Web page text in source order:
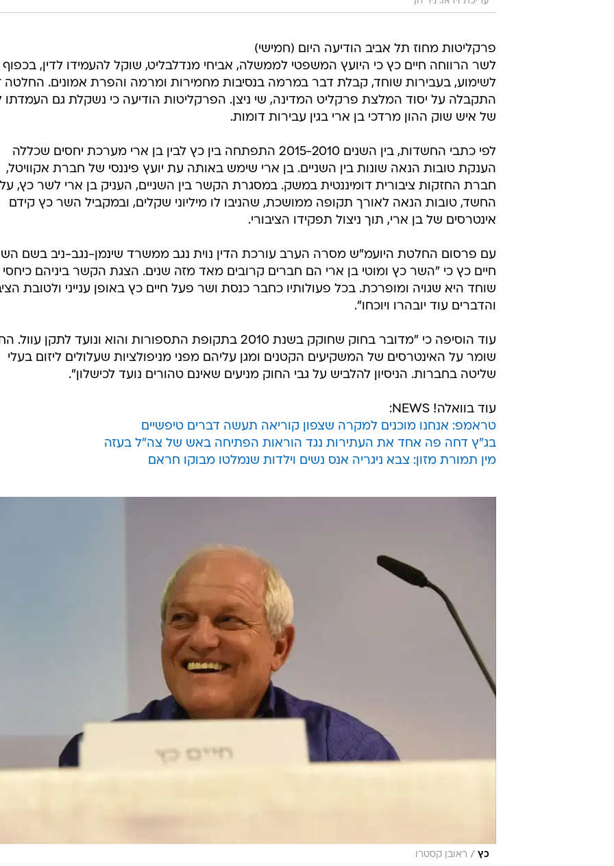
פרקליטות מחוז תל אביב הודיעה היום (חמישי)
לשר הרווחה חיים כץ כי היועץ המשפטי לממשלה, אביחי מנדלבליט, שוקל להעמידו לדין, בכפוף
לשימוע, בעבירות שוחד, קבלת דבר במרמה בנסיבות מחמירות ומרמה והפרת אמונים. החלטה
התקבלה על יסוד המלצת פרקליט המדינה, שי ניצן. הפרקליטות הודיעה כי נשקלת גם העמדתו
של איש שוק ההון מרדכי בן ארי בגין עבירות דומות.
לפי כתבי החשדות, בין השנים 2015-2010 התפתחה בין כץ לבין בן ארי מערכת יחסים שכללה
הענקת טובות הנאה שונות בין השניים. בן ארי שימש באותה עת יועץ פיננסי של חברת אקוויטל,
חברת החזקות ציבורית דומיננטית במשק. במסגרת הקשר בין השניים, העניק בן ארי לשר כץ,
החשד, טובות הנאה לאורך תקופה ממושכת, שהניבו לו מיליוני שקלים, ובמקביל השר כץ קידם
אינטרסים של בן ארי, תוך ניצול תפקידו הציבורי.
עם פרסום החלטת היועמ"ש מסרה הערב עורכת הדין נוית נגב ממשרד שינמן-נגב-ניב בשם
חיים כץ כי "השר כץ ומוטי בן ארי הם חברים קרובים מאד מזה שנים. הצגת הקשר ביניהם כיחסי
שוחד היא שגויה ומופרכת. בכל פעולותיו כחבר כנסת ושר פעל חיים כץ באופן ענייני ולטובת
והדברים עוד יובהרו ויוכחו".
עוד הוסיפה כי "מדובר בחוק שחוקק בשנת 2010 בתקופת התספורות והוא ונועד לתקן
שומר על האינטרסים של המשקיעים הקטנים ומגן עליהם מפני מניפולציות שעלולים ליזום בעלי
שליטה בחברות. הניסיון להלביש על גבי החוק מניעים שאינם טהורים נועד לכישלון".
עוד בוואלה! NEWS:
טראמפ: אנחנו מוכנים למקרה שצפון קוריאה תעשה דברים טיפשיים
בג"ץ דחה פה אחד את העתירות נגד הוראות הפתיחה באש של צה"ל בעזה
מין תמורת מזון: צבא ניגריה אנס נשים וילדות שנמלטו מבוקו חראם
כץ / ראובן קסטרו